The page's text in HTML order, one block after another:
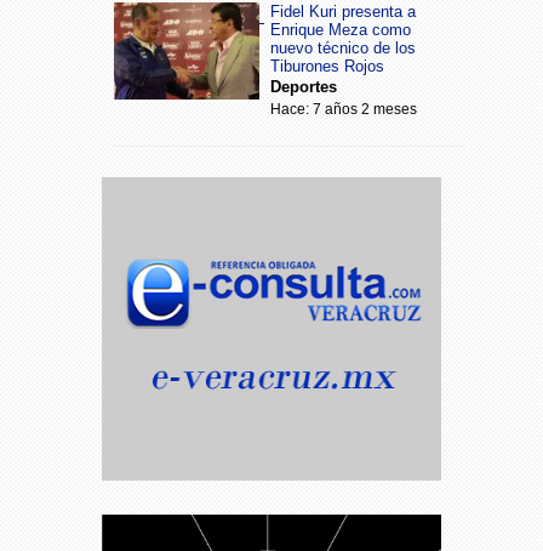
Fidel Kuri presenta a
Enrique Meza como
nuevo técnico de los
Tiburones Rojos
Deportes
Hace: 7 años 2 meses